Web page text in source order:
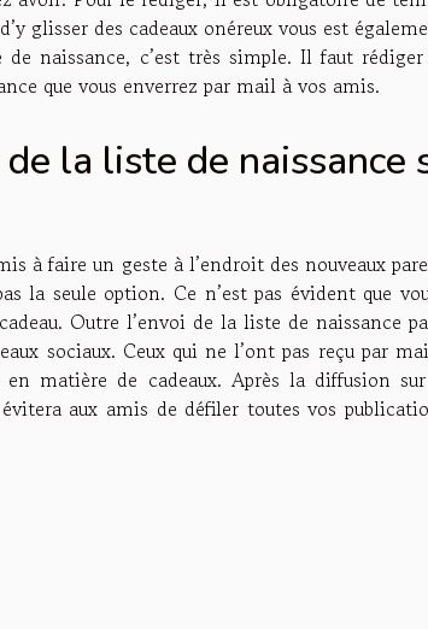
glisser des cadeaux onéreux vous est
de naissance, c’est très simple. Il faut
que vous enverrez par mail à vos amis.
la liste de naissance
à faire un geste à l’endroit des nouveaux
la seule option. Ce n’est pas évident que
Outre l’envoi de la liste de naissance
sociaux. Ceux qui ne l’ont pas reçu par
matière de cadeaux. Après la diffusion
aux amis de défiler toutes vos